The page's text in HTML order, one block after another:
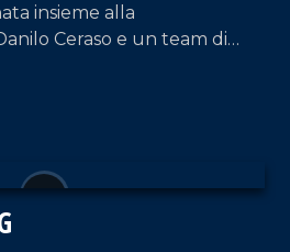
insieme alla
Ceraso e un team di